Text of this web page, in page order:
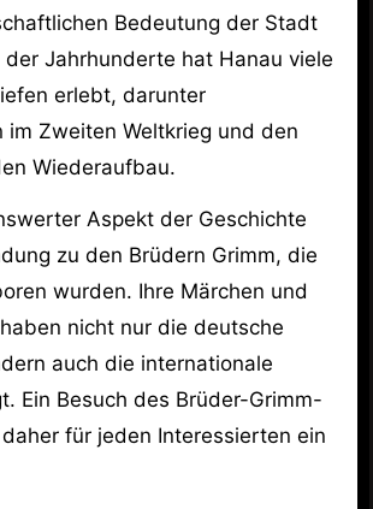
Bedeutung der Stadt
der Jahrhunderte hat Hanau viele
erlebt, darunter
im Zweiten Weltkrieg und den
Wiederaufbau.
Aspekt der Geschichte
zu den Brüdern Grimm, die
wurden. Ihre Märchen und
nicht nur die deutsche
auch die internationale
Ein Besuch des Brüder-Grimm-
für jeden Interessierten ein